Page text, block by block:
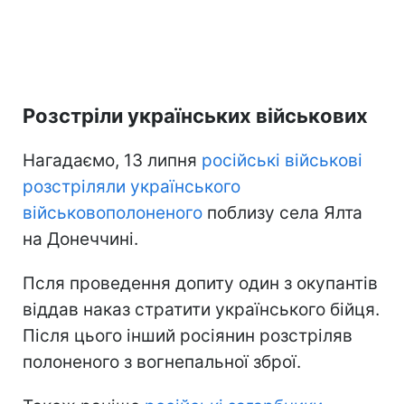
Розстріли українських військових
Нагадаємо, 13 липня російські військові
розстріляли українського
військовополоненого поблизу села Ялта
на Донеччині.
Псля проведення допиту один з окупантів
віддав наказ стратити українського бійця.
Після цього інший росіянин розстріляв
полоненого з вогнепальної зброї.